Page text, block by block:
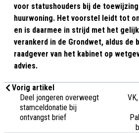
voor statushouders bij de
huurwoning. Het voorstel leidt tot
en is daarmee in strijd met het
verankerd in de Grondwet, aldus de
raadgever van het kabinet op
advies.
Vorig artikel
Deel jongeren overweegt
stamceldonatie bij
ontvangst brief